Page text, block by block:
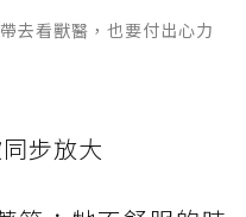
去看獸醫，也要付出心力
步放大